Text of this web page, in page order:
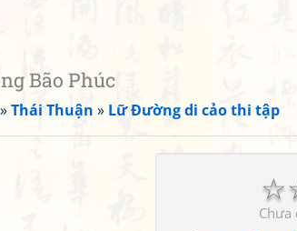
Bão Phúc
»Thái Thuận » Lữ Đường di cảo thi tập
☆
Chưa